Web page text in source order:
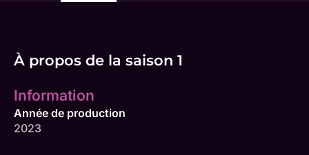
À propos de la saison 1
Information
Année de production
2023